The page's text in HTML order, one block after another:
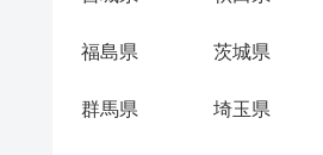
福島県 茨城県
群馬県 埼玉県